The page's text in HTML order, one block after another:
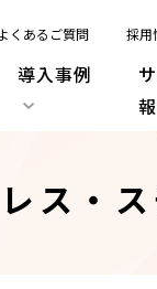
くあるご質問 採用
導入事例
報
ス・